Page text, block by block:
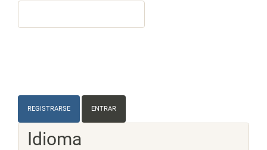
REGISTRARSE ENTRAR
Idioma